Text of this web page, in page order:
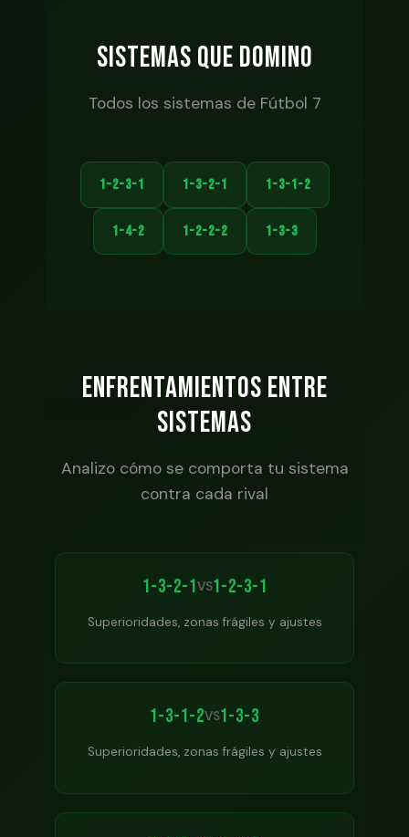
SISTEMAS QUE DOMINO
Todos los sistemas de Fútbol 7
1-2-3-1 1-3-2-1 1-3-1-2
1-4-2 1-2-2-2 1-3-3
ENFRENTAMIENTOS ENTRE
SISTEMAS
Analizo cómo se comporta tu sistema
contra cada rival
1-3-2-1VS1-2-3-1
Superioridades, zonas frágiles y ajustes
1-3-1-2VS1-3-3
Superioridades, zonas frágiles y ajustes